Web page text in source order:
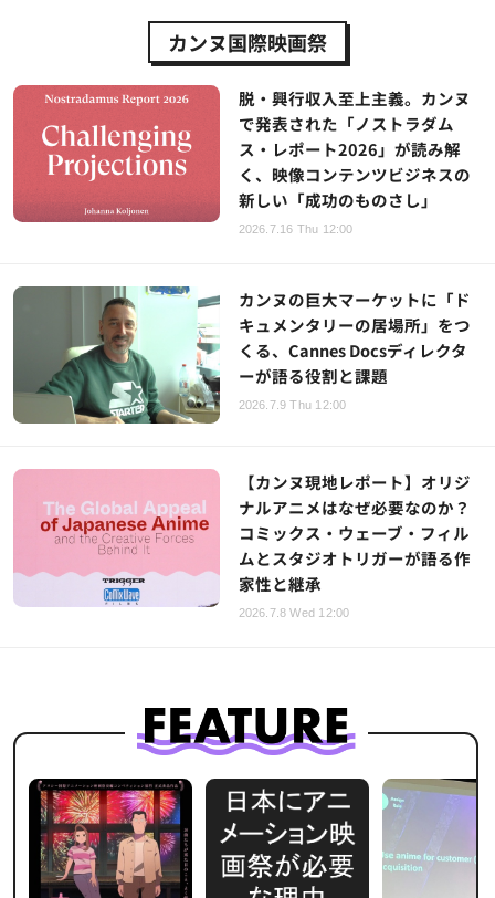
カンヌ国際映画祭
脱・興行収入至上主義。カンヌ
で発表された「ノストラダム
ス・レポート2026」が読み解
く、映像コンテンツビジネスの
新しい「成功のものさし」
2026.7.16 Thu 12:00
カンヌの巨大マーケットに「ド
キュメンタリーの居場所」をつ
くる、Cannes Docsディレクタ
ーが語る役割と課題
2026.7.9 Thu 12:00
【カンヌ現地レポート】オリジ
ナルアニメはなぜ必要なのか？
コミックス・ウェーブ・フィル
ムとスタジオトリガーが語る作
家性と継承
2026.7.8 Wed 12:00